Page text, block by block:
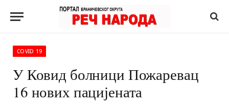
COVID 19
У Ковид болници Пожаревац
16 нових пацијената